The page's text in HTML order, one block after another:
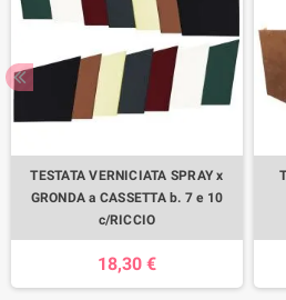
TESTATA VERNICIATA SPRAY x
GRONDA a CASSETTA b. 7 e 10
c/RICCIO
18,30 €